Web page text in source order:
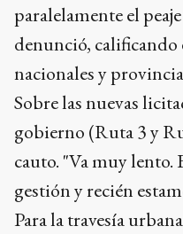
paralelamente el
denunció, calificando
nacionales y
Sobre las nuevas
gobierno (Ruta 3 y
cauto. "Va muy lento.
gestión y recién
Para la travesía